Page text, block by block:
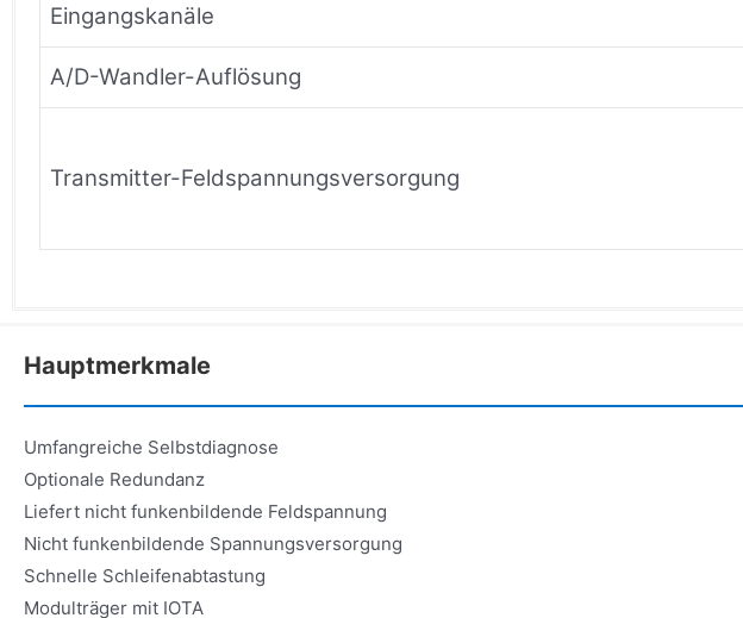
Eingangskanäle
A/D-Wandler-Auflösung
Transmitter-Feldspannungsversorgung
Hauptmerkmale
Umfangreiche Selbstdiagnose
Optionale Redundanz
Liefert nicht funkenbildende Feldspannung
Nicht funkenbildende Spannungsversorgung
Schnelle Schleifenabtastung
Modulträger mit IOTA